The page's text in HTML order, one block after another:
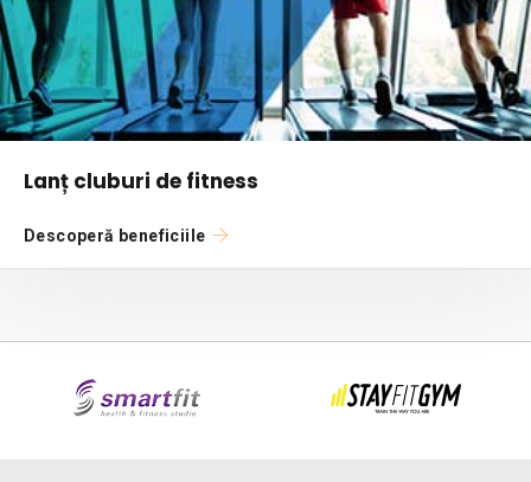
Lanț cluburi de fitness
Descoperă beneficiile